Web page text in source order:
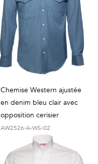
Chemise Western ajustée
en denim bleu clair avec
opposition cerisier
AW2526-A-WS-02